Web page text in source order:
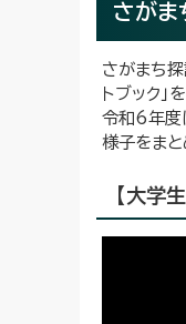
さがま
さがまち
トブック」
令和6年度
様子をまと
【大学